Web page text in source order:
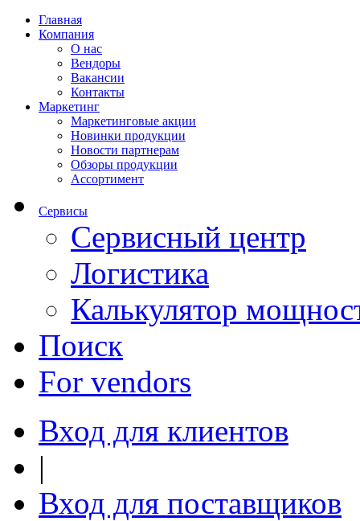
Главная
Компания
О нас
Вендоры
Вакансии
Контакты
Маркетинг
Маркетинговые акции
Новинки продукции
Новости партнерам
Обзоры продукции
Ассортимент
Сервисы
Сервисный центр
Логистика
Калькулятор
Поиск
For vendors
Вход для клиентов
|
Вход для поставщиков